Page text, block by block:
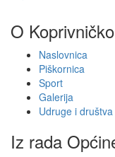
O
Naslovnica
Piškornica
Sport
Galerija
Udruge i društva
Iz rada